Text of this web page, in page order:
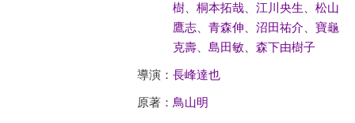
樹、 桐本拓哉、 江川央生
松山
鷹志、 青森伸 沼田祐介
寶龜
克壽、 島田敏、 森下由樹子
導演： 長峰達也
原著： 鳥山明